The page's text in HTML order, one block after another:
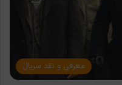
معرفی و نقد سریال